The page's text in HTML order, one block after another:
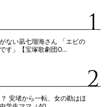
ない凪七瑠海さん 「エビの
す」【宝塚歌劇団O…
安堵から一転、女の勘はほ